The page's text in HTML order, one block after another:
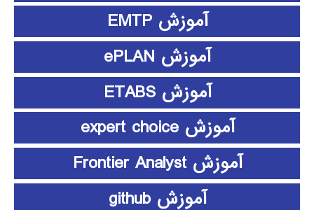
آموزش EMTP
آموزش ePLAN
آموزش ETABS
آموزش expert choice
آموزش Frontier Analyst
آموزش github